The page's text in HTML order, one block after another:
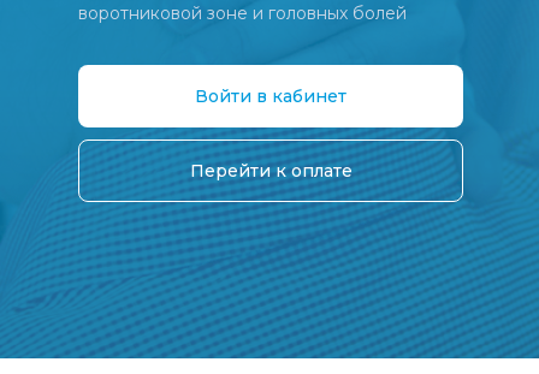
воротниковой зоне и головных болей
Войти в кабинет
Перейти к оплате